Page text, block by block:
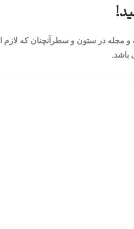
و مجله در ستون و سطرآنچنان که
باشد.